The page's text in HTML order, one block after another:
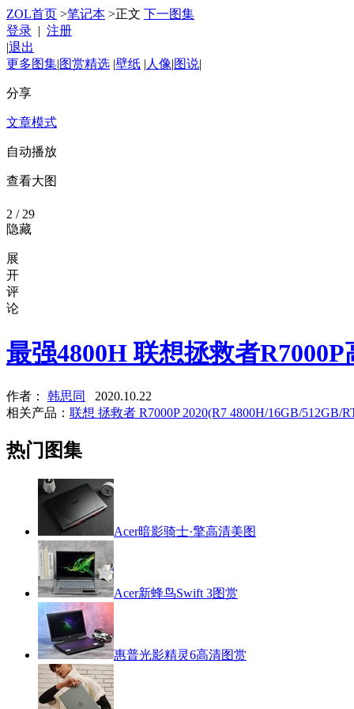
ZOL首页 >笔记本 >正文 下一图集
登录 | 注册
|退出
更多图集|图赏精选 |壁纸 | 人像|图说|
分享
文章模式
自动播放
查看大图
2 / 29
隐藏
展
开
评
论
最强4800H 联想拯救者
作者： 韩思同
2020.10.22
相关产品： 联想 拯救者 R7000P 2020(R7 4800H/16GB/512GB/
热门图集
Acer暗影骑士·擎高清美图
Acer新蜂鸟Swift 3图赏
惠普光影精灵6高清图赏